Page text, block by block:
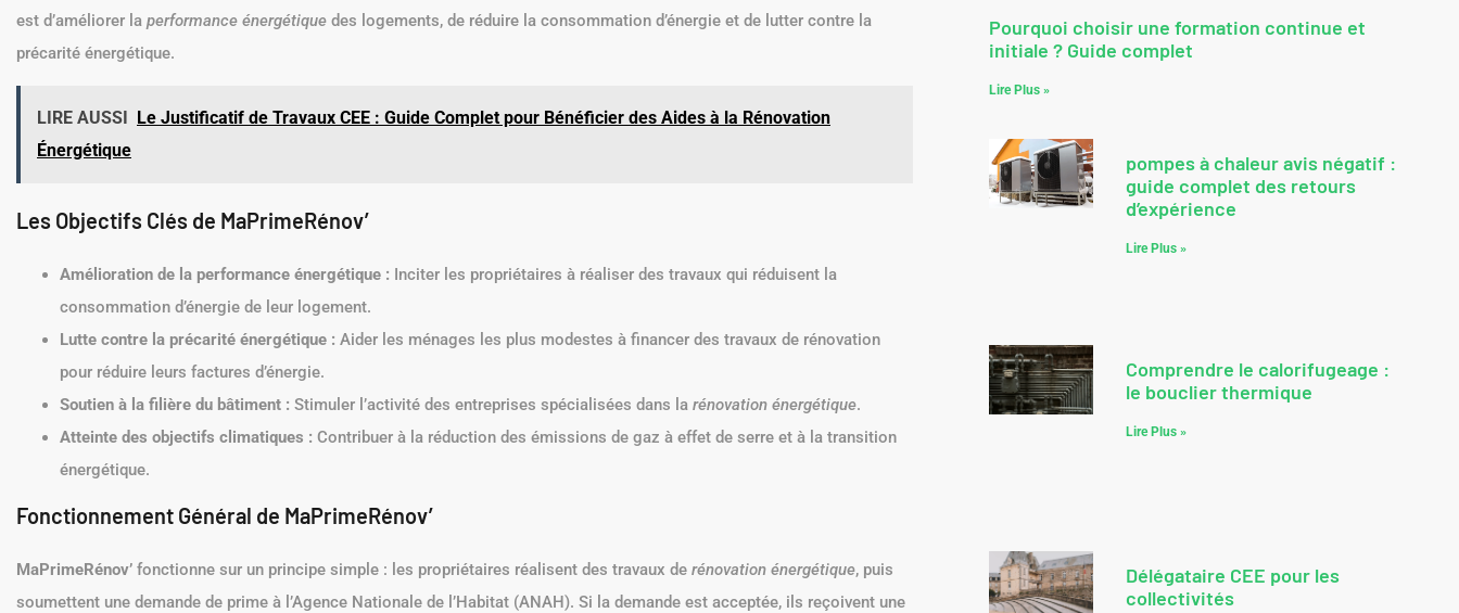
est d’améliorer la performance énergétique des logements, de réduire la consommation d’énergie et de lutter contre la
précarité énergétique.
LIRE AUSSI Le Justificatif de Travaux CEE : Guide Complet pour Bénéficier des Aides à la Rénovation
Énergétique
Les Objectifs Clés de MaPrimeRénov’
Amélioration de la performance énergétique : Inciter les propriétaires à réaliser des travaux qui réduisent la
consommation d’énergie de leur logement.
Lutte contre la précarité énergétique : Aider les ménages les plus modestes à financer des travaux de rénovation
pour réduire leurs factures d’énergie.
Soutien à la filière du bâtiment : Stimuler l’activité des entreprises spécialisées dans la rénovation énergétique.
Atteinte des objectifs climatiques : Contribuer à la réduction des émissions de gaz à effet de serre et à la transition
énergétique.
Fonctionnement Général de MaPrimeRénov’
MaPrimeRénov’ fonctionne sur un principe simple : les propriétaires réalisent des travaux de rénovation énergétique, puis
soumettent une demande de prime à l’Agence Nationale de l’Habitat (ANAH). Si la demande est acceptée, ils reçoivent une
Pourquoi choisir une formation continue et
initiale ? Guide complet
Lire Plus »
pompes à chaleur avis négatif :
guide complet des retours
d’expérience
Lire Plus »
Comprendre le calorifugeage :
le bouclier thermique
Lire Plus »
Délégataire CEE pour les
collectivités